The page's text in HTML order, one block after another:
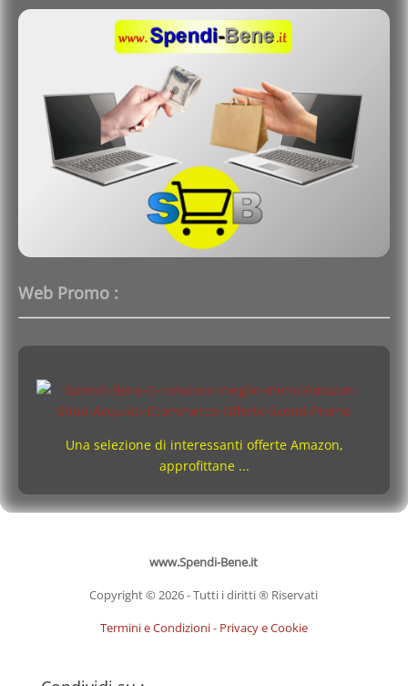
Web Promo :
Una selezione di interessanti offerte Amazon,
approfittane ...
www.Spendi-Bene.it
Copyright © 2026 - Tutti i diritti ® Riservati
Termini e Condizioni- Privacy e Cookie